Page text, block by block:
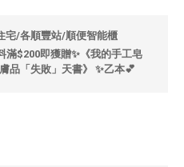
宅/各順豐站/順便智能櫃
$200即獲贈✨《我的手工皂
品「失敗」天書》 ✨乙本💕